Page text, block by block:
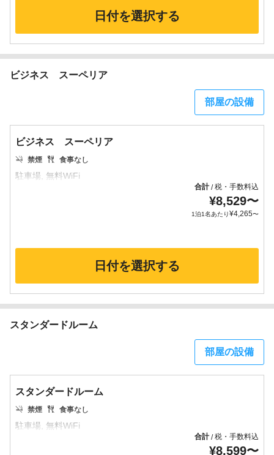
日付を選択する
ビジネス スーペリア
部屋の設備
ビジネス スーペリア
禁煙 食事なし
合計/税・手数料込
¥8,529〜
1泊1名あたり¥4,265〜
日付を選択する
スタンダードルーム
部屋の設備
スタンダードルーム
禁煙 食事なし
合計/税・手数料込
¥8,599〜